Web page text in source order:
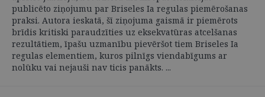
publicēto ziņojumu par Briseles Ia regulas piemērošanas
praksi. Autora ieskatā, šī ziņojuma gaismā ir piemērots
brīdis kritiski paraudzīties uz eksekvatūras atcelšanas
rezultātiem, īpašu uzmanību pievēršot tiem Briseles Ia
regulas elementiem, kuros pilnīgs viendabīgums ar
nolūku vai nejauši nav ticis panākts. ...